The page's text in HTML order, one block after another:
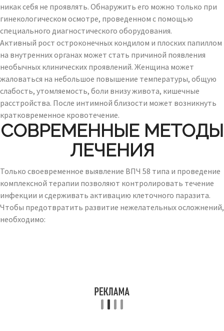
никак себя не проявлять. Обнаружить его можно только при
гинекологическом осмотре, проведенном с помощью
специального диагностического оборудования.
Активный рост остроконечных кондилом и плоских папиллом
на внутренних органах может стать причиной появления
необычных клинических проявлений. Женщина может
жаловаться на небольшое повышение температуры, общую
слабость, утомляемость, боли внизу живота, кишечные
расстройства. После интимной близости может возникнуть
кратковременное кровотечение.
СОВРЕМЕННЫЕ МЕТОДЫ
ЛЕЧЕНИЯ
Только своевременное выявление ВПЧ 58 типа и проведение
комплексной терапии позволяют контролировать течение
инфекции и сдерживать активацию клеточного паразита.
Чтобы предотвратить развитие нежелательных осложнений,
необходимо: